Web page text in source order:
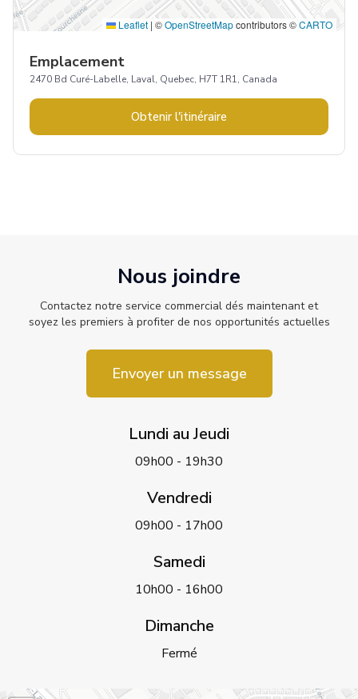
Leaflet | ©OpenStreetMapcontributors ©CARTO
Emplacement
2470 Bd Curé-Labelle, Laval, Quebec, H7T 1R1, Canada
Obtenir l'itinéraire
Nous joindre
Contactez notre service commercial dés maintenant et
soyez les premiers à profiter de nos opportunités actuelles
Envoyer un message
Lundi au Jeudi
09h00 - 19h30
Vendredi
09h00 - 17h00
Samedi
10h00 - 16h00
Dimanche
Fermé